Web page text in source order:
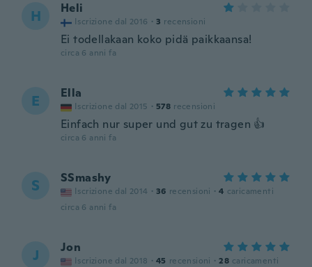
H Heli
Iscrizione dal 2016 · 3 recensioni
Ei todellakaan koko pidä paikkaansa!
circa 6 anni fa
E Ella
Iscrizione dal 2015 · 578 recensioni
Einfach nur super und gut zu tragen 👍
circa 6 anni fa
S SSmashy
Iscrizione dal 2014 · 36 recensioni · 4 caricamenti
circa 6 anni fa
J Jon
Iscrizione dal 2018 · 45 recensioni · 28 caricamenti